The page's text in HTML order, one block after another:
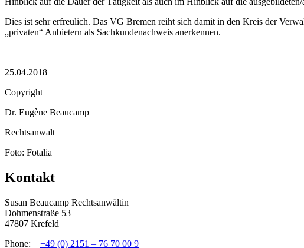
Dies ist sehr erfreulich. Das VG Bremen reiht sich damit in den Kreis der
„privaten“ Anbietern als Sachkundenachweis anerkennen.
25.04.2018
Copyright
Dr. Eugène Beaucamp
Rechtsanwalt
Foto: Fotalia
Kontakt
Susan Beaucamp Rechtsanwältin
Dohmenstraße 53
47807 Krefeld
Phone: +49 (0) 2151 – 76 70 00 9